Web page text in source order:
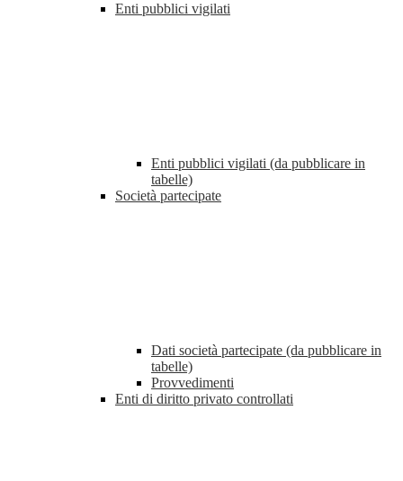
Enti pubblici vigilati
Enti pubblici vigilati (da pubblicare in
tabelle)
Società partecipate
Dati società partecipate (da pubblicare in
tabelle)
Provvedimenti
Enti di diritto privato controllati